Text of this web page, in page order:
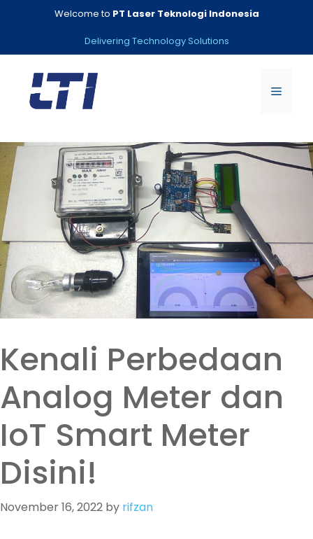
Welcome to PT Laser Teknologi Indonesia
Delivering Technology Solutions
Menu
Kenali Perbedaan
Analog Meter dan
IoT Smart Meter
Disini!
November 16, 2022 by rifzan